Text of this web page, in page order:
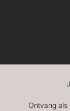
Ontvang